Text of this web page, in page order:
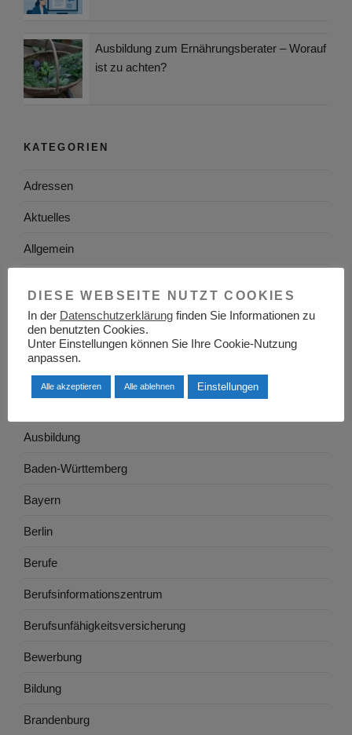
Ausbildung zum Ernährungsberater – Worauf
ist zu achten?
KATEGORIEN
Adressen
Aktuelles
Allgemein
Arbeitsplatzsuche
Arbeitsrecht
Arbeitswelt
Ausbildung
Baden-Württemberg
Bayern
Berlin
Berufe
Berufsinformationszentrum
Berufsunfähigkeitsversicherung
Bewerbung
Bildung
Brandenburg
DIESE WEBSEITE NUTZT COOKIES
In der Datenschutzerklärung finden Sie Informationen zu
den benutzten Cookies.
Unter Einstellungen können Sie Ihre Cookie-Nutzung
anpassen.
Alle akzeptieren Alle ablehnen Einstellungen